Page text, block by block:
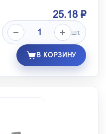
25.18 ₽
шт.
В КОРЗИНУ